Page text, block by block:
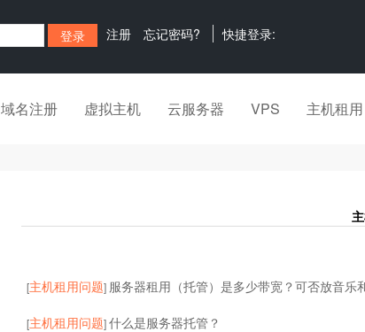
注册 忘记密码? 快捷登录:
域名注册 虚拟主机 云服务器 VPS 主机租用
[主机租用问题] 服务器租用（托管）是多少带宽？可否放音乐
[主机租用问题]什么是服务器托管？